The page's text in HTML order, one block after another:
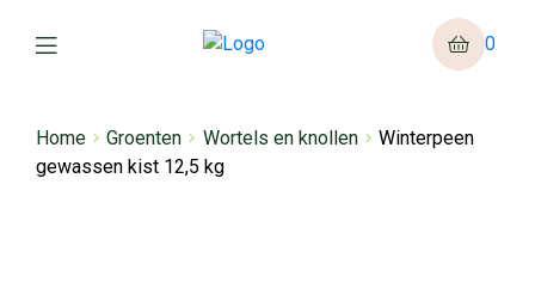
0
Home Groenten Wortels en knollen
Winterpeen
gewassen kist 12,5 kg